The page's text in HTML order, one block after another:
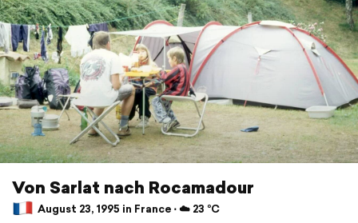
Von Sarlat nach Rocamadour
August 23, 1995 in France ⋅ ☁️ 23 °C